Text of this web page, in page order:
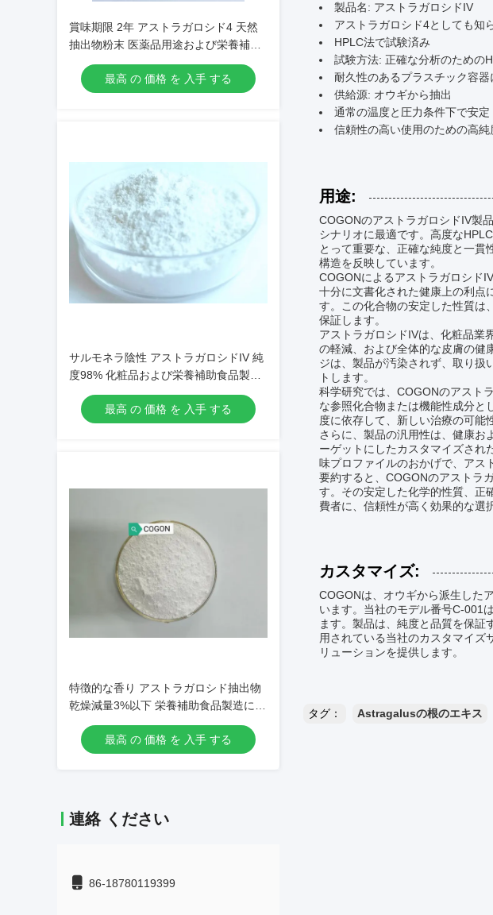
賞味期限 2年 アストラガロシド4 天然
抽出物粉末 医薬品用途および栄養補助
食品製剤用
最高 の 価格 を 入手 する
サルモネラ陰性 アストラガロシドIV 純
度98% 化粧品および栄養補助食品製剤
に適しています
最高 の 価格 を 入手 する
特徴的な香り アストラガロシド抽出物
乾燥減量3%以下 栄養補助食品製造に適
しています
最高 の 価格 を 入手 する
連絡 ください
86-18780119399
製品名: アストラガロシドIV
アストラガロシド4としても知
HPLC法で試験済み
試験方法: 正確な分析のための
耐久性のあるプラスチック容器
供給源: オウギから抽出
通常の温度と圧力条件下で安定
信頼性の高い使用のための高
用途:
COGONのアストラガロシドIV製
シナリオに最適です。高度な
とって重要な、正確な純度と一
構造を反映しています。
COGONによるアストラガロシド
十分に文書化された健康上の利点
す。この化合物の安定した性質は
保証します。
アストラガロシドIVは、化粧品業
の軽減、および全体的な皮膚の健
ジは、製品が汚染されず、取り扱
トします。
科学研究では、COGONのアスト
な参照化合物または機能性成分と
度に依存して、新しい治療の可能
さらに、製品の汎用性は、健康お
ーゲットにしたカスタマイズされ
味プロファイルのおかげで、アス
要約すると、COGONのアストラ
す。その安定した化学的性質、正
費者に、信頼性が高く効果的な選
カスタマイズ:
COGONは、オウギから派生した
います。当社のモデル番号C-001
ます。製品は、純度と品質を保
用されている当社のカスタマイズ
リューションを提供します。
タグ： Astragalusの根のエキス